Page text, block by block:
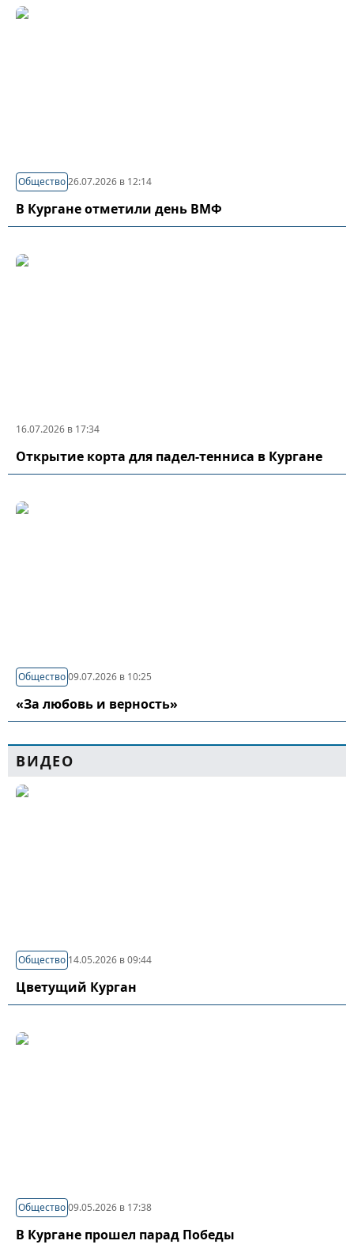
Общество26.07.2026 в 12:14
В Кургане отметили день ВМФ
16.07.2026 в 17:34
Открытие корта для падел-тенниса в Кургане
Общество09.07.2026 в 10:25
«За любовь и верность»
ВИДЕО
Общество 14.05.2026 в 09:44
Цветущий Курган
Общество09.05.2026 в 17:38
В Кургане прошел парад Победы